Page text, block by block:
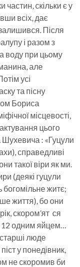
частин, скільки є у
всіх, дає
Після
і разом з
воду при цьому
але
усі
та пісну
Бориса
місцевості,
цього
: «Гуцули
справедливі
такої віри як ми.
(деякі гуцули
богомільне житє;
життя), бо они
скором’ят ся
12 одним яйцем…
люде
у понедівник,
не скоромив би